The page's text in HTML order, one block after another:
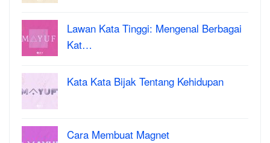
Lawan Kata Tinggi: Mengenal Berbagai
Kat…
Kata Kata Bijak Tentang Kehidupan
Cara Membuat Magnet